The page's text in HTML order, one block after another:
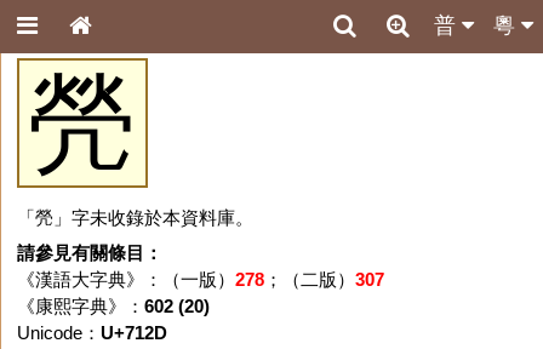
粵
普
焭
「焭」字未收錄於本資料庫。
請參見有關條目：
《漢語大字典》：（一版） 278；（二版） 307
《康熙字典》： 602 (20)
Unicode： U+712D